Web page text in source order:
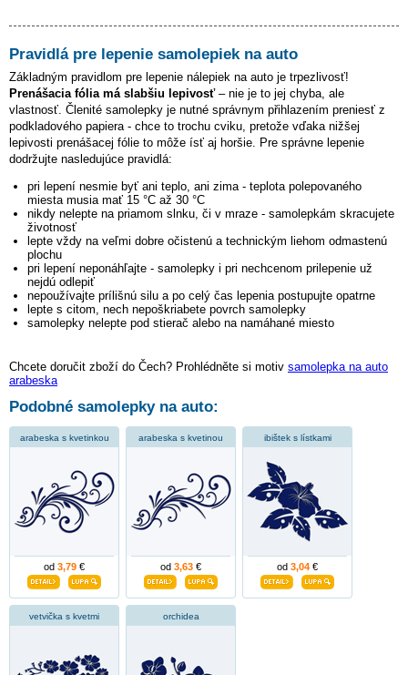
Pravidlá pre lepenie samolepiek na auto
Základným pravidlom pre lepenie nálepiek na auto je trpezlivosť!
Prenášacia fólia má slabšiu lepivosť– nie je to jej chyba, ale
vlastnosť. Členité samolepky je nutné správnym přihlazením preniesť z
podkladového papiera - chce to trochu cviku, pretože vďaka nižšej
lepivosti prenášacej fólie to môže ísť aj horšie. Pre správne lepenie
dodržujte nasledujúce pravidlá:
pri lepení nesmie byť ani teplo, ani zima - teplota polepovaného
miesta musia mať 15 °C až 30 °C
nikdy nelepte na priamom slnku, či v mraze - samolepkám skracujete
životnosť
lepte vždy na veľmi dobre očistenú a technickým liehom odmastenú
plochu
pri lepení neponáhľajte - samolepky i pri nechcenom prilepenie už
nejdú odlepiť
nepoužívajte prílišnú silu a po celý čas lepenia postupujte opatrne
lepte s citom, nech nepoškriabete povrch samolepky
samolepky nelepte pod stierač alebo na namáhané miesto
Chcete doručit zboží do Čech? Prohlédněte si motiv samolepka na auto
arabeska
Podobné samolepky na auto:
arabeska s kvetinkou
od 3,79 €
arabeska s kvetinou
od 3,63 €
ibištek s lístkami
od 3,04 €
vetvička s kvetmi orchidea